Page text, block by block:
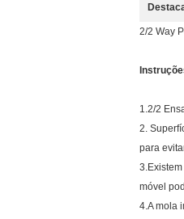
2/2 Way
1.2/2
2.
para
móvel
4.A mola